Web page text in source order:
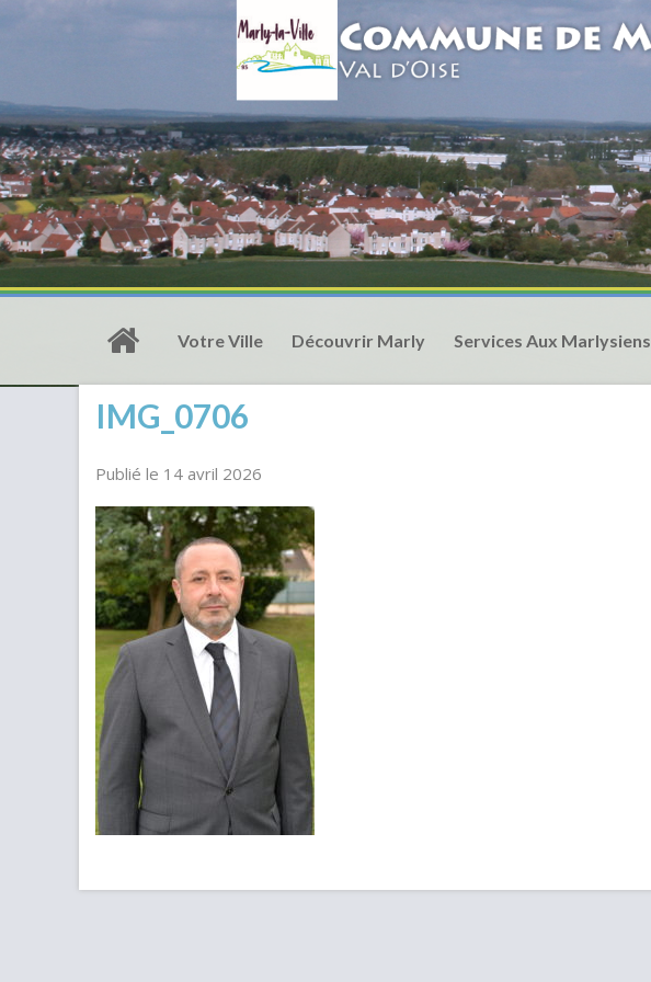
Votre Ville Découvrir Marly Services Aux Marlysiens
IMG_0706
Publié le 14 avril 2026